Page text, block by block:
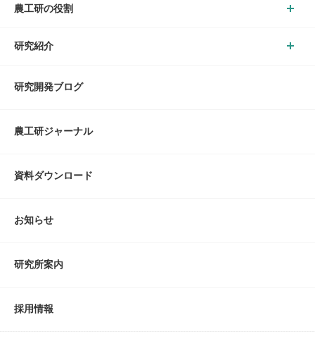
農工研の役割
研究紹介
研究開発ブログ
農工研ジャーナル
資料ダウンロード
お知らせ
研究所案内
採用情報